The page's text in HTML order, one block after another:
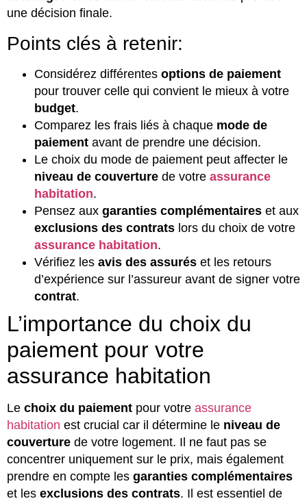
une décision finale.
Points clés à retenir:
Considérez différentes options de paiement
pour trouver celle qui convient le mieux à votre
budget.
Comparez les frais liés à chaque mode de
paiement avant de prendre une décision.
Le choix du mode de paiement peut affecter le
niveau de couverture de votre assurance
habitation.
Pensez aux garanties complémentaires et aux
exclusions des contrats lors du choix de votre
assurance habitation.
Vérifiez les avis des assurés et les retours
d’expérience sur l’assureur avant de signer votre
contrat.
L’importance du choix du
paiement pour votre
assurance habitation
Le choix du paiement pour votre assurance
habitation est crucial car il détermine le niveau de
couverture de votre logement. Il ne faut pas se
concentrer uniquement sur le prix, mais également
prendre en compte les garanties complémentaires
et les exclusions des contrats. Il est essentiel de